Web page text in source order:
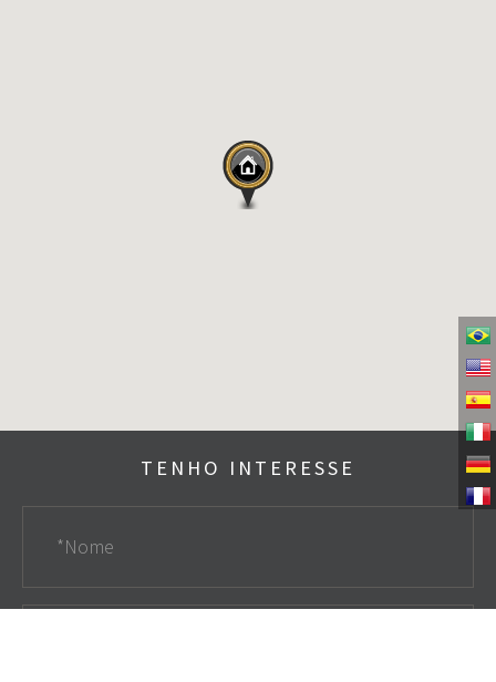
TENHO INTERESSE